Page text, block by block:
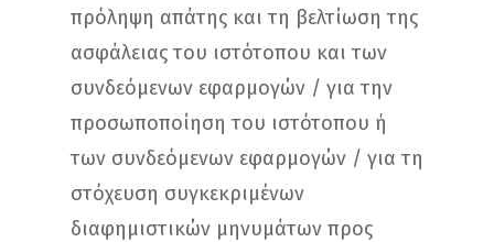
πρόληψη απάτης και τη βελτίωση της
ασφάλειας του ιστότοπου και των
συνδεόμενων εφαρμογών / για την
προσωποποίηση του ιστότοπου ή
των συνδεόμενων εφαρμογών / για τη
στόχευση συγκεκριμένων
διαφημιστικών μηνυμάτων προς